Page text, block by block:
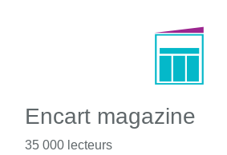
Encart magazine
35 000 lecteurs